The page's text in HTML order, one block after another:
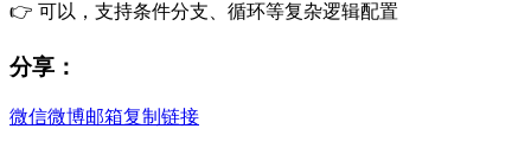
👉 可以，支持条件分支、循环等复杂逻辑配置
分享：
微信微博邮箱复制链接